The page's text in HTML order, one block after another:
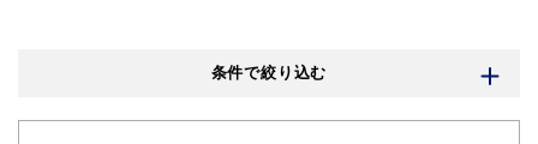
条件で絞り込む